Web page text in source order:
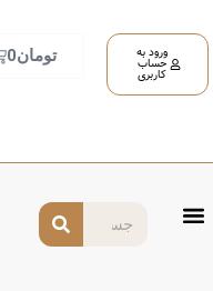
تومان0